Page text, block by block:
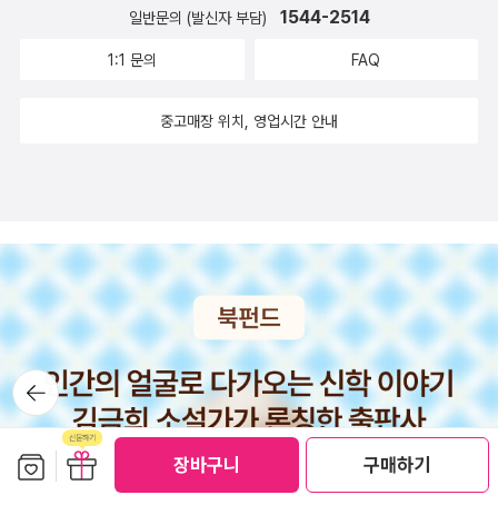
장바구니 구매하기
이지 못하는 이탈리아에는 다양한 레스토랑이 있다. <로마 홀리
까지 자세히 담았다. 로마 레스토랑을 제대로 즐겨보는 것도 좋은
들이 기다리고 있다. 또 하나! 이탈리아 하면 파스타와 피자를 빼
놓을 수 없다. 본고장의 파스타와 피자 종류도 안내해 두었으니
취향에 맞게 로마의 맛을 즐기자. 디저트도 놓치지 말아야 한다.
영화 <로마의 휴일>에서 오드리 헵번이 스페인 광장에서 먹던
젤라토를 기억한다면 꼭 <로마 홀리데이>를 찾아보자. 젤라토
의 성지에서 즐기는 현지인과 여행자들에게 핫한 로마의 젤라테
리아와 로마에서 꼭 가 봐야 할 카페까지! 메인부터 디저트까지
확실하게 책임진다. 콘도티 거리vs 코르소 거리, 아웃렛 카스텔
로마노까지~ 로마 쇼핑의 모든 것! 구찌, 프라다, 조르지오 아르
뒤로가
기
일반문의 (발신자 부담) 1544-2514
1:1 문의 FAQ
중고매장 위치, 영업시간 안내